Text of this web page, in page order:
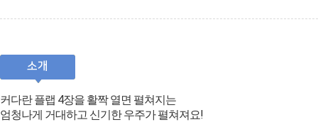
소개
커다란 플랩 4장을 활짝 열면 펼쳐지는
엄청나게 거대하고 신기한 우주가 펼쳐져요!